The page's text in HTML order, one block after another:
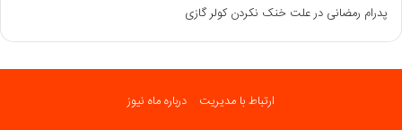
پدرام رمضانی درعلت خنک نکردن کولر گازی
ارتباط با مدیریت درباره ماه نیوز